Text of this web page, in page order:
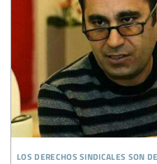
los derechos sindicales son